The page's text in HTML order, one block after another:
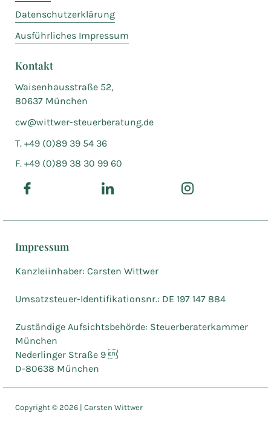
Datenschutzerklärung
Ausführliches Impressum
Kontakt
Waisenhausstraße 52,
80637 München
cw@wittwer-steuerberatung.de
T. +49 (0)89 39 54 36
F. +49 (0)89 38 30 99 60
Impressum
Kanzleiinhaber: Carsten Wittwer
Umsatzsteuer-Identifikationsnr.: DE 197 147 884
Zuständige Aufsichtsbehörde: Steuerberaterkammer
München
Nederlinger Straße 9 
D-80638 München
Copyright © 2026 | Carsten Wittwer